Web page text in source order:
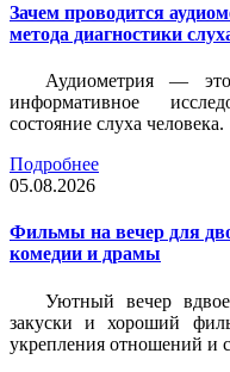
Зачем проводится
метода диагностики
Аудиометрия —
информативное
состояние слуха человека.
Подробнее
05.08.2026
Фильмы на вечер для
комедии и драмы
Уютный вечер
закуски и хороший
укрепления отношений и